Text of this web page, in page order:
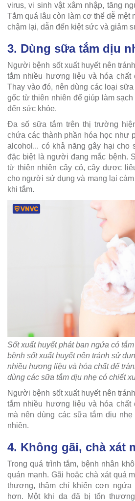
virus, vi sinh vật xâm nhập, tăng
Tắm quá lâu còn làm cơ thể dễ mệt
chậm lại, dẫn đến kiệt sức và giảm
3. Dùng sữa tắm dịu
Người bệnh sốt xuất huyết nên
tắm nhiều hương liệu và hóa chất
Thay vào đó, nên dùng các loại
gốc từ thiên nhiên để giúp làm
đến sức khỏe.
Đa số sữa tắm trên thị trường
chứa các thành phần hóa học như
alcohol... có khả năng gây hại cho
đặc biệt là người đang mắc bệnh.
từ thiên nhiên cây cỏ, cây dược
cho người sử dụng và mang lại
khi tắm.
Sốt xuất huyết phát ban ngứa có
bệnh sốt xuất huyết nên tránh sử
nhiều hương liệu và hóa chất để
dùng các sữa tắm dịu nhẹ có chiết
Người bệnh sốt xuất huyết nên
tắm nhiều hương liệu và hóa chất
mà nên dùng các sữa tắm dịu
nhiên.
4. Không gãi, chà xát
Trong quá trình tắm, bệnh nhân
quán mạnh. Gãi hoặc chà xát quá
thương, thậm chí khiến cơn ngứa
hơn. Một khi da đã bị tổn